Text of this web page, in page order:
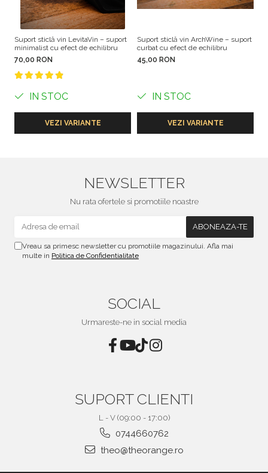
Suport sticlă vin LevitaVin – suport
minimalist cu efect de echilibru
70,00 RON
IN STOC
VEZI VARIANTE
Suport sticlă vin ArchWine – suport
curbat cu efect de echilibru
45,00 RON
IN STOC
VEZI VARIANTE
NEWSLETTER
Nu rata ofertele si promotiile noastre
Vreau sa primesc newsletter cu promotiile magazinului. Afla mai
multe in Politica de Confidentialitate
SOCIAL
Urmareste-ne in social media
SUPORT CLIENTI
L - V (09:00 - 17:00)
0744660762
theo@theorange.ro